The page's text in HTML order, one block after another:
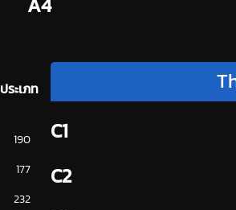
ประเภท
190
177
232
C1
C2